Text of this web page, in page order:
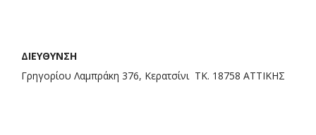
ΔΙΕΥΘΥΝΣΗ
Γρηγορίου Λαμπράκη 376, Κερατσίνι ΤΚ. 18758 ΑΤΤΙΚΗΣ